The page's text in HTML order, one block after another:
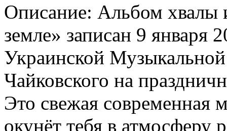
Описание: Альбом хвалы
земле» записан 9 января
Украинской
Чайковского на
Это свежая современная
окунёт тебя в атмосферу